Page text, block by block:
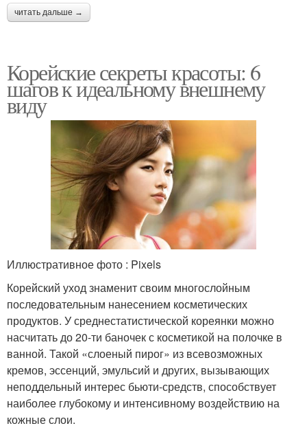
читать дальше →
Корейские секреты красоты: 6
шагов к идеальному внешнему
виду
Иллюстративное фото : Pixels
Корейский уход знаменит своим многослойным
последовательным нанесением косметических
продуктов. У среднестатистической кореянки можно
насчитать до 20-ти баночек с косметикой на полочке в
ванной. Такой «слоеный пирог» из всевозможных
кремов, эссенций, эмульсий и других, вызывающих
неподдельный интерес бьюти-средств, способствует
наиболее глубокому и интенсивному воздействию на
кожные слои.